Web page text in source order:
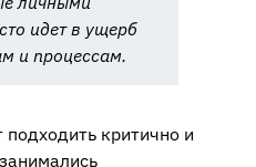
идет в ущерб
и процессам.
критично и